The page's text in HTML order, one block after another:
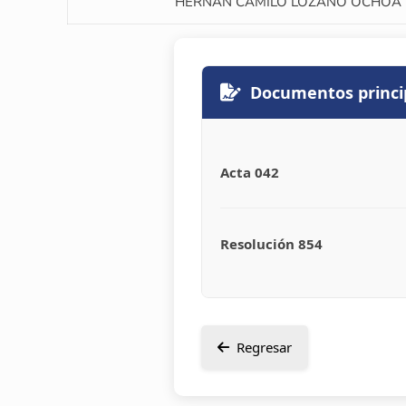
Documentos
Acta 042
Resolución 854
Regresar